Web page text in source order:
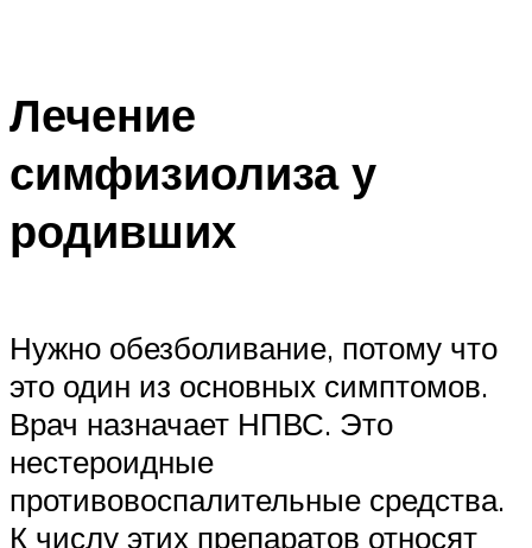
Лечение
симфизиолиза у
родивших
Нужно обезболивание, потому что
это один из основных симптомов.
Врач назначает НПВС. Это
нестероидные
противовоспалительные средства.
К числу этих препаратов относят